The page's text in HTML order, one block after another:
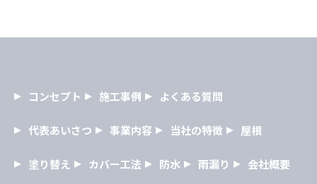
コンセプト 施工事例 よくある質問
代表あいさつ 事業内容 当社の特徴 屋根
塗り替え カバー工法 防水 雨漏り 会社概要